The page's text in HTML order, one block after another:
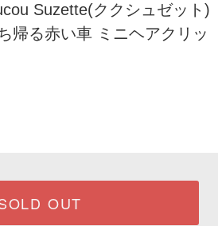
Suzette(ククシュゼット)
帰る赤い車 ミニヘアクリッ
OUT